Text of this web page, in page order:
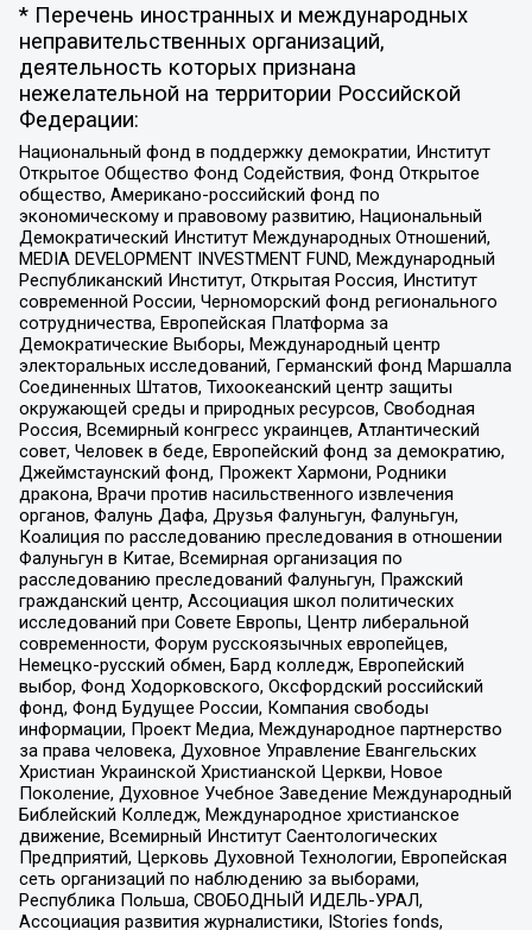
* Перечень иностранных и международных
неправительственных организаций,
деятельность которых признана
нежелательной на территории Российской
Федерации:
Национальный фонд в поддержку демократии, Институт
Открытое Общество Фонд Содействия, Фонд Открытое
общество, Американо-российский фонд по
экономическому и правовому развитию, Национальный
Демократический Институт Международных Отношений,
MEDIA DEVELOPMENT INVESTMENT FUND, Международный
Республиканский Институт, Открытая Россия, Институт
современной России, Черноморский фонд регионального
сотрудничества, Европейская Платформа за
Демократические Выборы, Международный центр
электоральных исследований, Германский фонд Маршалла
Соединенных Штатов, Тихоокеанский центр защиты
окружающей среды и природных ресурсов, Свободная
Россия, Всемирный конгресс украинцев, Атлантический
совет, Человек в беде, Европейский фонд за демократию,
Джеймстаунский фонд, Прожект Хармони, Родники
дракона, Врачи против насильственного извлечения
органов, Фалунь Дафа, Друзья Фалуньгун, Фалуньгун,
Коалиция по расследованию преследования в отношении
Фалуньгун в Китае, Всемирная организация по
расследованию преследований Фалуньгун, Пражский
гражданский центр, Ассоциация школ политических
исследований при Совете Европы, Центр либеральной
современности, Форум русскоязычных европейцев,
Немецко-русский обмен, Бард колледж, Европейский
выбор, Фонд Ходорковского, Оксфордский российский
фонд, Фонд Будущее России, Компания свободы
информации, Проект Медиа, Международное партнерство
за права человека, Духовное Управление Евангельских
Христиан Украинской Христианской Церкви, Новое
Поколение, Духовное Учебное Заведение Международный
Библейский Колледж, Международное христианское
движение, Всемирный Институт Саентологических
Предприятий, Церковь Духовной Технологии, Европейская
сеть организаций по наблюдению за выборами,
Республика Польша, СВОБОДНЫЙ ИДЕЛЬ-УРАЛ,
Ассоциация развития журналистики, IStories fonds,